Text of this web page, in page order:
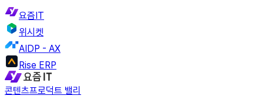
요즘IT
위시켓
AIDP - AX
Rise ERP
콘텐츠프로덕트 밸리